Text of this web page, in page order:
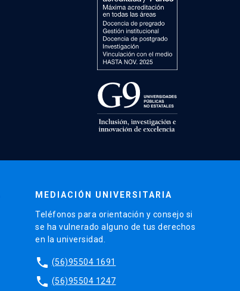
MEDIACIÓN UNIVERSITARIA
Teléfonos para orientación y consejo si
se ha vulnerado alguno de tus derechos
en la universidad.
phone (56)95504 1691
phone (56)95504 1247